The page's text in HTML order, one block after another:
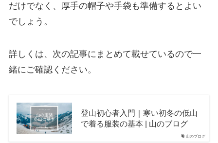
だけでなく、厚手の帽子や手袋も準備するとよい
でしょう。
詳しくは、次の記事にまとめて載せているので一
緒にご確認ください。
山のブログ
登山初心者入門｜寒い初冬の低山
で着る服装の基本 | 山のブログ